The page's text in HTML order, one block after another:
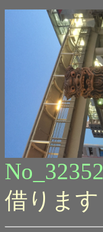
借ります